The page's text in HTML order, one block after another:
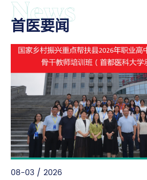
首医要闻
08-02 / 2026